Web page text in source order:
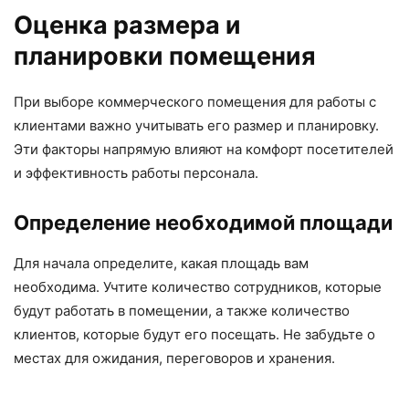
Оценка размера и
планировки помещения
При выборе коммерческого помещения для работы с
клиентами важно учитывать его размер и планировку.
Эти факторы напрямую влияют на комфорт посетителей
и эффективность работы персонала.
Определение необходимой площади
Для начала определите, какая площадь вам
необходима. Учтите количество сотрудников, которые
будут работать в помещении, а также количество
клиентов, которые будут его посещать. Не забудьте о
местах для ожидания, переговоров и хранения.